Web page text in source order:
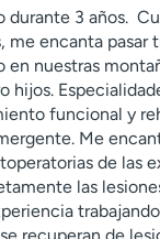
durante 3 años.
me encanta pasar
en nuestras
hijos.
funcional y
Me
de las
las